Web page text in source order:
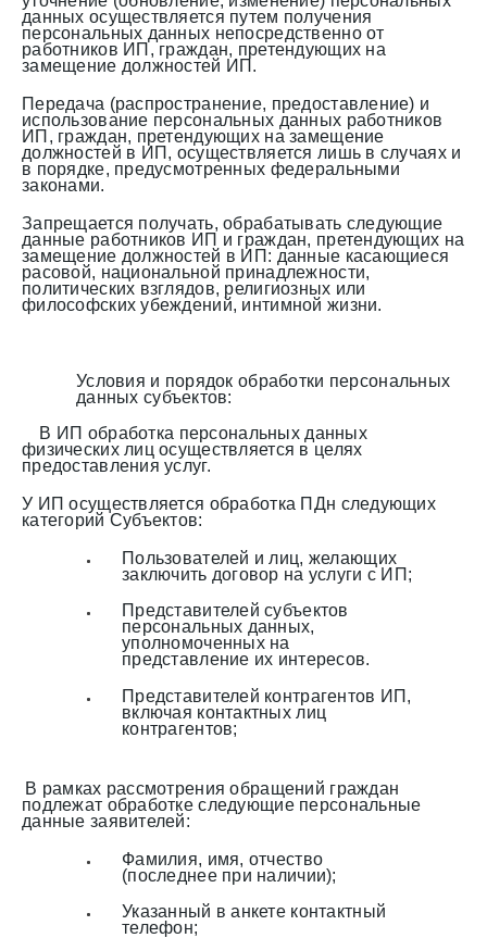
данных осуществляется путем получения
персональных данных непосредственно от
работников ИП, граждан, претендующих на
замещение должностей ИП.
Передача (распространение, предоставление) и
использование персональных данных работников
ИП, граждан, претендующих на замещение
должностей в ИП, осуществляется лишь в случаях и
в порядке, предусмотренных федеральными
законами.
Запрещается получать, обрабатывать следующие
данные работников ИП и граждан, претендующих на
замещение должностей в ИП: данные касающиеся
расовой, национальной принадлежности,
политических взглядов, религиозных или
философских убеждений, интимной жизни.
Условия и порядок обработки персональных
данных субъектов:
В ИП обработка персональных данных
физических лиц осуществляется в целях
предоставления услуг.
У ИП осуществляется обработка ПДн следующих
категорий Субъектов:
Пользователей и лиц, желающих
заключить договор на услуги с ИП;
Представителей субъектов
персональных данных,
уполномоченных на
представление их интересов.
Представителей контрагентов ИП,
включая контактных лиц
контрагентов;
В рамках рассмотрения обращений граждан
подлежат обработке следующие персональные
данные заявителей:
Фамилия, имя, отчество
(последнее при наличии);
Указанный в анкете контактный
телефон;